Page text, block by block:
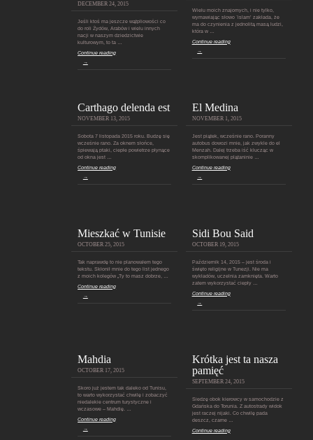
DECEMBER 24, 2015
Jeśli ktoś ma jeszcze wątpliowości co
do roli Żydów, Arabów i wielu innych
nacji w naszym dziedzictwie
kulturowym, to ta …
Continue reading
→
Wielu moich znajomych, i nie tylko,
wymawiając słowo `islam’ zakłada, że
ma do czynienia z jednolitą masą ludzi,
która w …
Continue reading
→
Carthago delenda est
NOVEMBER 13, 2015
Sobota 7 listopada 2015 roku. Budzę się
wcześnie rano. Za oknem słońce,
śpiewają ptaki, ciepłe powietrze płynące
od okna jest …
Continue reading
→
El Medina
NOVEMBER 1, 2015
Jest piątek, wcześnie rano. Poranny
autobus dowozi mnie, jak zwykle do el
Menzah. Dalej trzeba iść klucząc w
skomplikowanej plątaninie …
Continue reading
→
Mieszkać w Tunisie
OCTOBER 25, 2015
Tak naprawdę to nie planowałem tego
tekstu. Skłonił mnie do tego list jednego
z moich kolegów „Ty to masz dobrze, …
Continue reading
→
Sidi Bou Said
OCTOBER 19, 2015
Październik 14, 2015 – jest środa i
święto religijne w Tunezji. Nie ma
wykładów, uczelnia zamknięta. Warto
zatem wykorzystać ciepły …
Continue reading
→
Mahdia
OCTOBER 17, 2015
Skoro już jestem tak daleko od Tunisu,
to warto wykorzystać chwilę i zobaczyć
niedalekie centrum turystyczne i
wczasowe – Mahdię. …
Continue reading
→
Krótka jest ta nasza
pamięć
SEPTEMBER 24, 2015
Siedzę obok kierowcy w samochodzie z
Gdańska do Torunia. Z autostrady widok
jest raczej nijaki. Co chwilę pada
deszcz, czarne …
Continue reading